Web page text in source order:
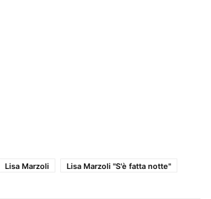
Lisa Marzoli Lisa Marzoli "S'è fatta notte"